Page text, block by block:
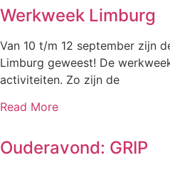
Werkweek Limburg
Van 10 t/m 12 september zijn
Limburg geweest! De
activiteiten. Zo zijn de
Read More
Ouderavond: GRIP